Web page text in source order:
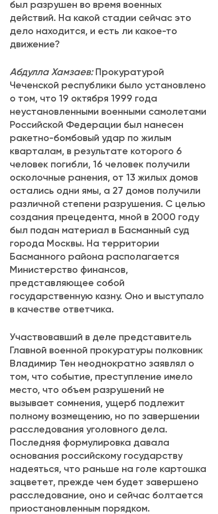
был разрушен во время военных
действий. На какой стадии сейчас это
дело находится, и есть ли какое-то
движение?
Абдулла Хамзаев:Прокуратурой
Чеченской республики было установлено
о том, что 19 октября 1999 года
неустановленными военными самолетами
Российской Федерации был нанесен
ракетно-бомбовый удар по жилым
кварталам, в результате которого 6
человек погибли, 16 человек получили
осколочные ранения, от 13 жилых домов
остались одни ямы, а 27 домов получили
различной степени разрушения. С целью
создания прецедента, мной в 2000 году
был подан материал в Басманный суд
города Москвы. На территории
Басманного района располагается
Министерство финансов,
представляющее собой
государственную казну. Оно и выступало
в качестве ответчика.
Участвовавший в деле представитель
Главной военной прокуратуры полковник
Владимир Тен неоднократно заявлял о
том, что событие, преступление имело
место, что объем разрушений не
вызывает сомнения, ущерб подлежит
полному возмещению, но по завершении
расследования уголовного дела.
Последняя формулировка давала
основания российскому государству
надеяться, что раньше на голе картошка
зацветет, прежде чем будет завершено
расследование, оно и сейчас болтается
приостановленным порядком.